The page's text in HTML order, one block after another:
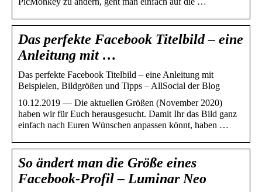
Das perfekte Facebook Titelbild – eine
Anleitung mit …
Das perfekte Facebook Titelbild – eine Anleitung mit
Beispielen, Bildgrößen und Tipps – AllSocial der Blog
10.12.2019 — Die aktuellen Größen (November 2020)
haben wir für Euch herausgesucht. Damit Ihr das Bild ganz
einfach nach Euren Wünschen anpassen könnt, haben …
So ändert man die Größe eines
Facebook-Profil – Luminar Neo